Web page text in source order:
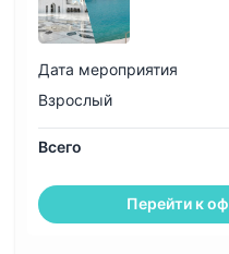
Дата мероприятия
Взрослый
Всего
Перейти к